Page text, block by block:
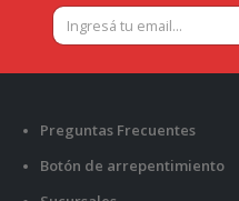
Preguntas Frecuentes
Botón de arrepentimiento